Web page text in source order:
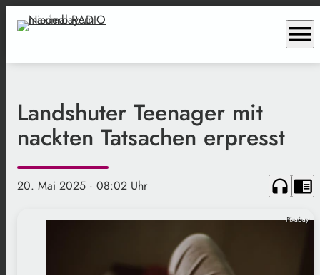
menu
Landshuter Teenager mit
nackten Tatsachen erpresst
20. Mai 2025 · 08:02 Uhr headphones chrome_reader_mode
Pixabay